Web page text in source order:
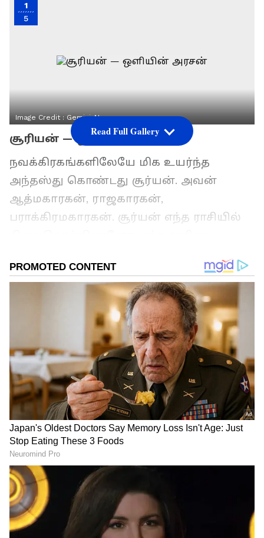
1
5
Image Credit : Gemini AI
சூரியன் — ஒளியின் அரசன்
நவக்கிரகங்களிலேயே மிக உயர்ந்த
அந்தஸ்து கொண்டது சூர்யன். அவன்
ஆத்மகாரகன், ராஜகாரகன்,
பராக்கிரமகாரகன். சூர்யன் எந்த ராசியில்
வாழ்க்கையில் ஒரு புதிய அத்தியாயம்
தொடங்குகிறது. குறிப்பாக தற்போதைய
கிரக நிலையில், சூர்யனின் திருஷ்டி மூன்று
ராசிகளின்மீது அமோக பலனை
பொழிகிறது. அந்த மூன்று ராசிகளும் —
மேஷம், சிம்மம், தனுசு.
ஏசியாநெட் தமிழ்-ஐ உங்கள் முதன்மைத்
தேர்வாக்குங்கள்
Read Full Gallery